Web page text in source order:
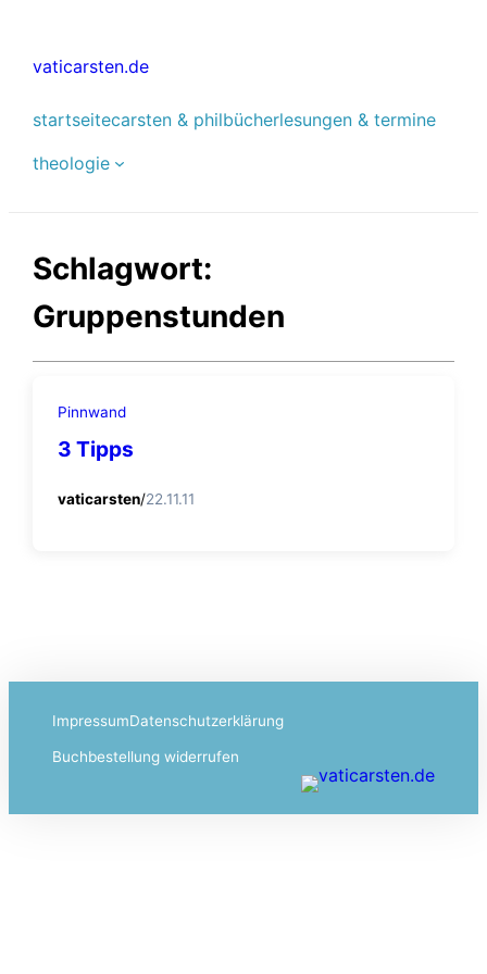
springen
vaticarsten.de
startseitecarsten & philbücherlesungen & termine
theologie
Schlagwort:
Gruppenstunden
Pinnwand
3 Tipps
vaticarsten/22.11.11
ImpressumDatenschutzerklärung
Buchbestellung widerrufen